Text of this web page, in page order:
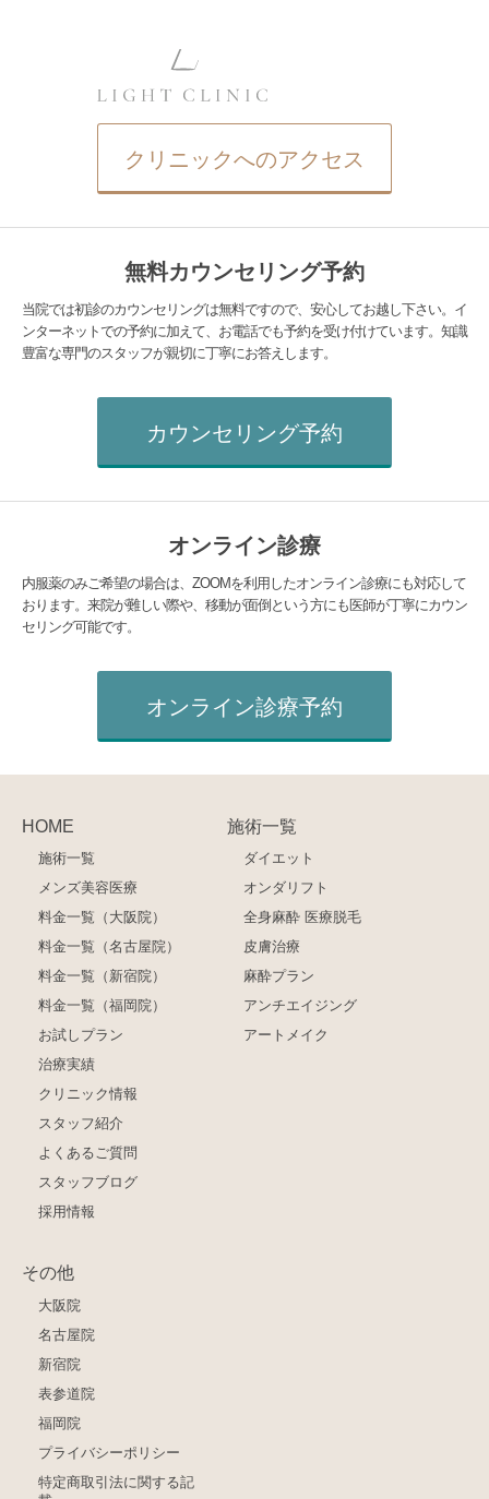
クリニックへのアクセス
無料カウンセリング予約
当院では初診のカウンセリングは無料ですので、安心してお越し下さい。イ
ンターネットでの予約に加えて、お電話でも予約を受け付けています。知識
豊富な専門のスタッフが親切に丁寧にお答えします。
カウンセリング予約
オンライン診療
内服薬のみご希望の場合は、ZOOMを利用したオンライン診療にも対応して
おります。来院が難しい際や、移動が面倒という方にも医師が丁寧にカウン
セリング可能です。
オンライン診療予約
HOME
施術一覧
メンズ美容医療
料金一覧（大阪院）
料金一覧（名古屋院）
料金一覧（新宿院）
料金一覧（福岡院）
お試しプラン
治療実績
クリニック情報
スタッフ紹介
よくあるご質問
スタッフブログ
採用情報
施術一覧
ダイエット
オンダリフト
全身麻酔 医療脱毛
皮膚治療
麻酔プラン
アンチエイジング
アートメイク
その他
大阪院
名古屋院
新宿院
表参道院
福岡院
プライバシーポリシー
特定商取引法に関する記